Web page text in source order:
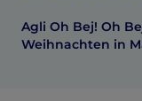
Agli Oh Bej! Oh
Weihnachten in